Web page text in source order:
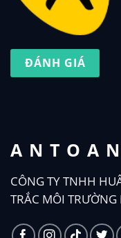
CÔNG TY TNHH
TRẮC MÔI TRƯỜNG
ĐÁNH GIÁ